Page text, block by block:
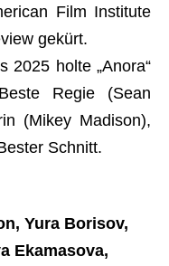
Film Institute
gekürt.
2025 holte „Anora“
Regie (Sean
(Mikey Madison),
Schnitt.
Yura Borisov,
Ekamasova,